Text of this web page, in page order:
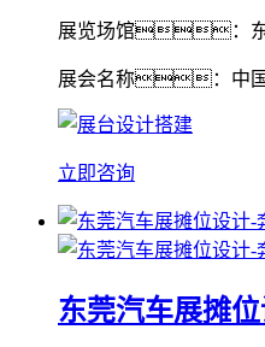
展览场馆：东
展会名称：中国
立即咨询
东莞汽车展摊